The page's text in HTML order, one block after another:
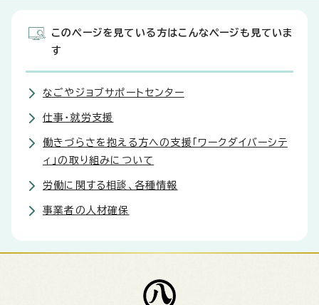
このページを見ている方はこんなページも見ていま
す
なごやジョブサポートセンター
仕事・就労支援
働きづらさを抱える方への支援「ワークダイバーシテ
ィ」の取り組みについて
労働に関する相談、各種情報
事業者の人材確保